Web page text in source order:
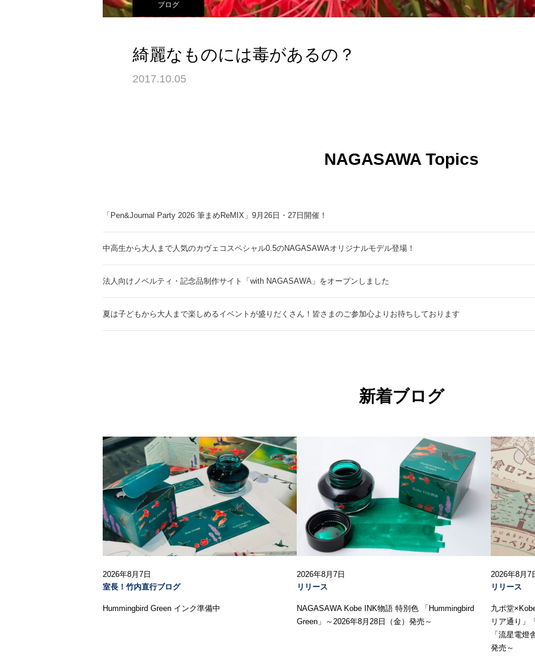
ブログ
綺麗なものには毒があるの？
2017.10.05
NAGASAWA Topics
「Pen&Journal Party 2026 筆まめReMIX」9月26日・27日開催！
中高生から大人まで人気のカヴェコスペシャル0.5のNAGASAWAオリジナルモデル登場！
法人向けノベルティ・記念品制作サイト「with NAGASAWA」をオープンしました
夏は子どもから大人まで楽しめるイベントが盛りだくさん！皆さまのご参加心よりお待ちしております
新着ブログ
2026年8月7日
室長！竹内直行ブログ
Hummingbird Green インク準備中
2026年8月7日
リリース
NAGASAWA Kobe INK物語 特別色 「Hummingbird
Green」～2026年8月28日（金）発売～
2026年8月7
リリース
九ポ堂
リア通り」
「流星電
発売～